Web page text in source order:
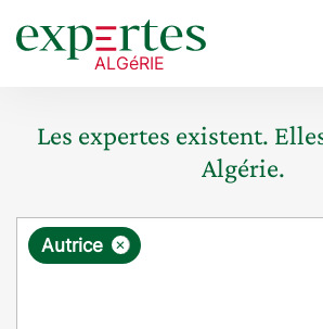
Les expertes existent.
Algérie.
R
×
Autrice